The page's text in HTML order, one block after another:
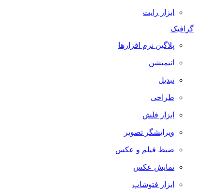
ابزار رایت
گرافیک
پلاگین نرم افزارها
انیمیشن
تبدیل
طراحی
ابزار فلش
ویرایشگر تصویر
ضبط فيلم و عكس
نمایش عکس
ابزار فتوشاپ